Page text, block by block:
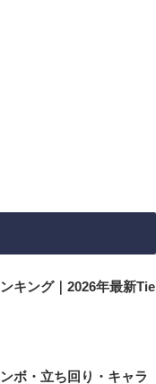
キング｜2026年最新Tie
ボ・立ち回り・キャラ